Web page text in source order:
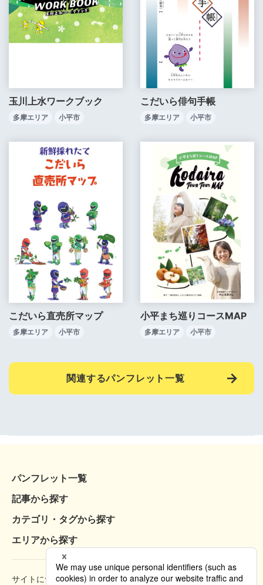
玉川上水ワークブック
多摩エリア 小平市
こだいら俳句手帳
多摩エリア 小平市
こだいら直売所マップ
多摩エリア 小平市
小平まち巡りコースMAP
多摩エリア 小平市
関連するパンフレット一覧
パンフレット一覧
記事から探す
カテゴリ・タグから探す
エリアから探す
サイトについて 閲覧方法